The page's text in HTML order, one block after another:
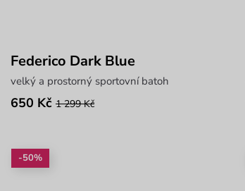
Federico Dark Blue
velký a prostorný sportovní batoh
650 Kč 1 299 Kč
-50%